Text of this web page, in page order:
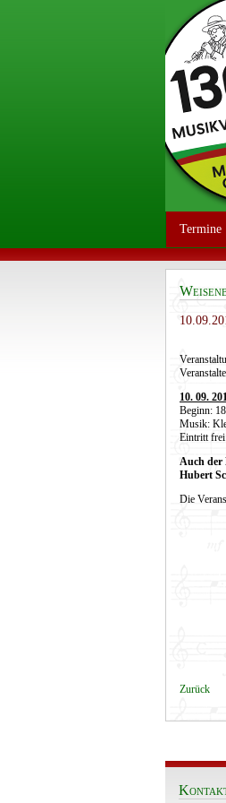
Termine
10. 09.
Beginn:
Musik:
Eintritt
Auch der
Hubert
Die
Zurück